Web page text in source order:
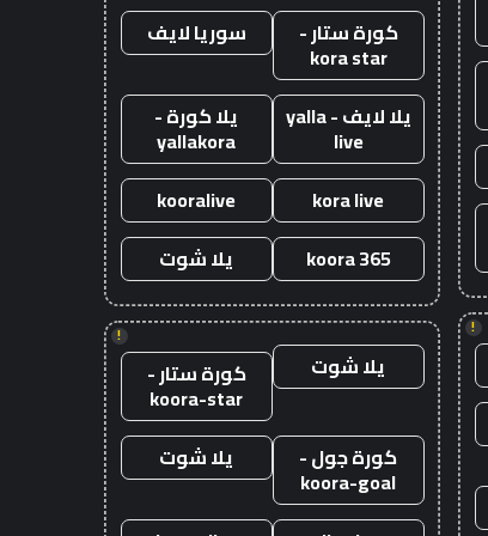
!
كورة ستار -
kora star
سوريا لايف
يلا لايف - yalla
live
يلا كورة -
yallakora
kora live
kooralive
koora 365
يلا شوت
!
يلا شوت كورة ستار -
koora-star
كورة جول -
koora-goal
يلا شوت